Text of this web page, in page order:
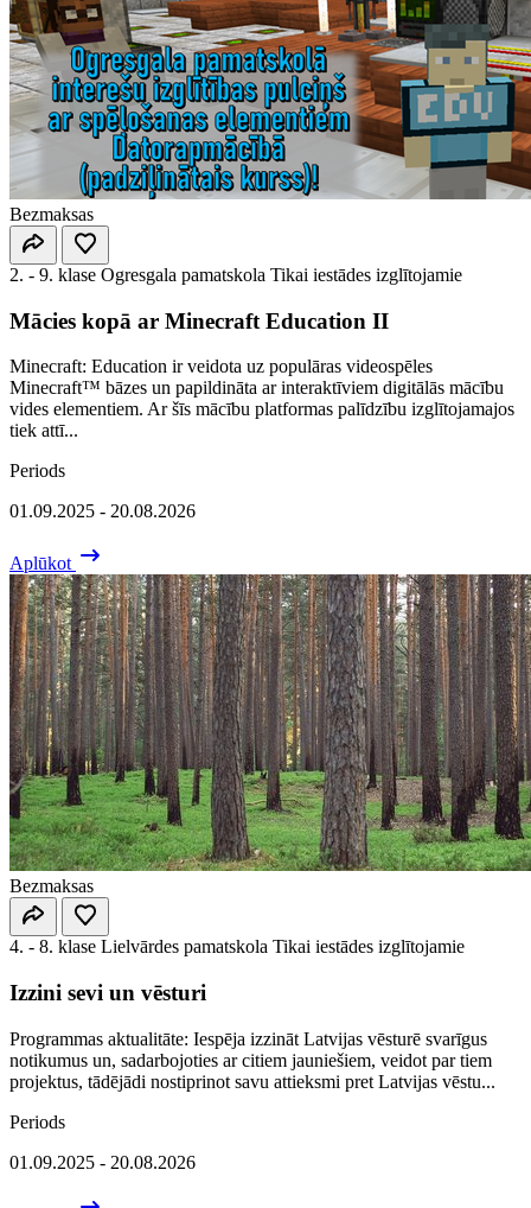
Bezmaksas
2. - 9. klase Ogresgala pamatskola Tikai iestādes izglītojamie
Mācies kopā ar Minecraft Education II
Minecraft: Education ir veidota uz populāras videospēles
Minecraft™ bāzes un papildināta ar interaktīviem digitālās mācību
vides elementiem. Ar šīs mācību platformas palīdzību izglītojamajos
tiek attī...
Periods
01.09.2025 - 20.08.2026
Aplūkot
Bezmaksas
4. - 8. klase Lielvārdes pamatskola Tikai iestādes izglītojamie
Izzini sevi un vēsturi
Programmas aktualitāte: Iespēja izzināt Latvijas vēsturē svarīgus
notikumus un, sadarbojoties ar citiem jauniešiem, veidot par tiem
projektus, tādējādi nostiprinot savu attieksmi pret Latvijas vēstu...
Periods
01.09.2025 - 20.08.2026